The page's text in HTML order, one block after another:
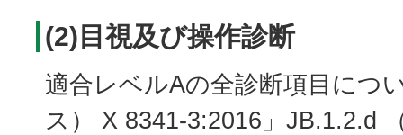
(2)目視及び操作診断
適合レベルAの全診断項目につ
ス） X 8341-3:2016」JB.1.2.d